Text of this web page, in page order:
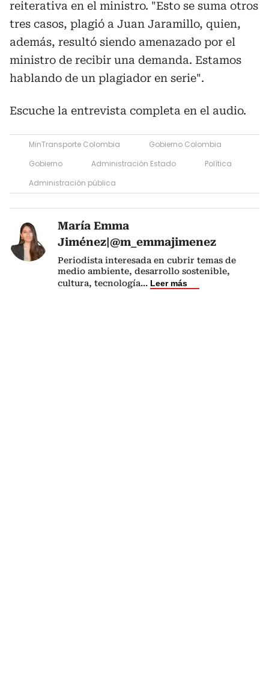
reiterativa en el ministro. "Esto se suma otros
tres casos, plagió a Juan Jaramillo, quien,
además, resultó siendo amenazado por el
ministro de recibir una demanda. Estamos
hablando de un plagiador en serie".
Escuche la entrevista completa en el audio.
MinTransporte Colombia
Gobierno Colombia
Gobierno
Administración Estado
Política
Administración pública
María Emma
Jiménez|@m_emmajimenez
Periodista interesada en cubrir temas de
medio ambiente, desarrollo sostenible,
cultura, tecnología... Leer más